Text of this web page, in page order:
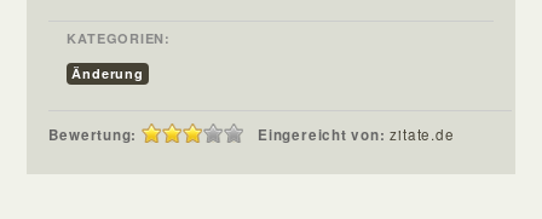
KATEGORIEN:
Änderung
Bewertung: Eingereicht von:zitate.de